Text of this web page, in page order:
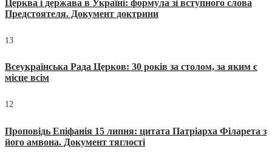
Церква і держава в Україні: формула зі вступного слова
Предстоятеля. Документ доктрини
13
Всеукраїнська Рада Церков: 30 років за столом, за яким є
місце всім
12
Проповідь Епіфанія 15 липня: цитата Патріарха Філарета з
його амвона. Документ тяглості